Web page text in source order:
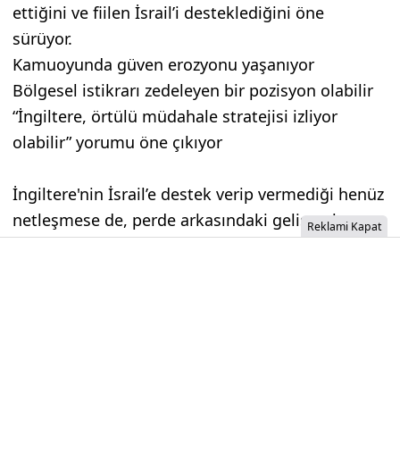
ettiğini ve fiilen İsrail’i desteklediğini öne
sürüyor.
Kamuoyunda güven erozyonu yaşanıyor
Bölgesel istikrarı zedeleyen bir pozisyon olabilir
“İngiltere, örtülü müdahale stratejisi izliyor
olabilir” yorumu öne çıkıyor
İngiltere'nin İsrail’e destek verip vermediği henüz
netleşmese de, perde arkasındaki gelişmeler ve
Reklami Kapat